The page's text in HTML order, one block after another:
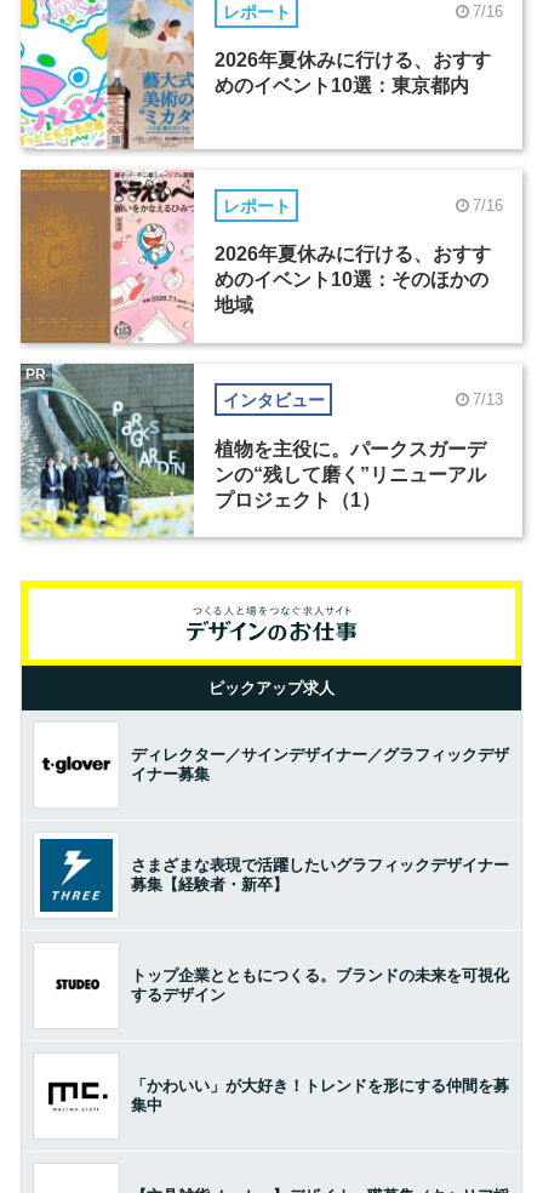
レポート 7/16
2026年夏休みに行ける、おすす
めのイベント10選：東京都内
レポート 7/16
2026年夏休みに行ける、おすす
めのイベント10選：そのほかの
地域
インタビュー 7/13
植物を主役に。パークスガーデ
ンの“残して磨く”リニューアル
プロジェクト（1）
PR
ピックアップ求人
ディレクター／サインデザイナー／グラフィックデザ
イナー募集
さまざまな表現で活躍したいグラフィックデザイナー
募集【経験者・新卒】
トップ企業とともにつくる。ブランドの未来を可視化
するデザイン
「かわいい」が大好き！トレンドを形にする仲間を募
集中